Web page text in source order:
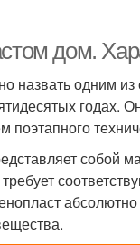
дом.
назвать одним
годах.
поэтапного
собой